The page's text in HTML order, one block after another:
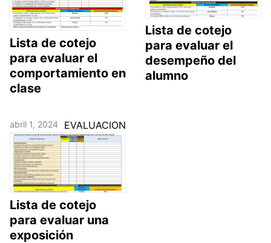
Lista de cotejo
para evaluar el
comportamiento en
clase
Lista de cotejo
para evaluar el
desempeño del
alumno
abril 1, 2024 EVALUACION
Lista de cotejo
para evaluar una
exposición